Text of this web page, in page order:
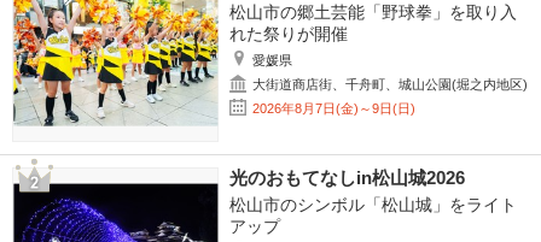
松山市の郷土芸能「野球拳」を取り入
れた祭りが開催
愛媛県
大街道商店街、千舟町、城山公園(堀之内地区)
2026年8月7日(金)～9日(日)
光のおもてなしin松山城2026
松山市のシンボル「松山城」をライト
アップ